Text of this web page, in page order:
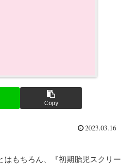
Copy
2023.03.16
もちろん、『初期胎児スクリー